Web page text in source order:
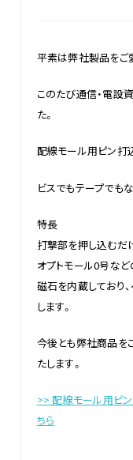
平素は弊社製品をご
このたび通信・電設
た。
配線モール用ピン
ビスでもテープでも
特長
打撃部を押し込むだ
オプトモール0号な
磁石を内蔵しており
します。
今後とも弊社商品を
たします。
>> 配線モール用ピ
ちら